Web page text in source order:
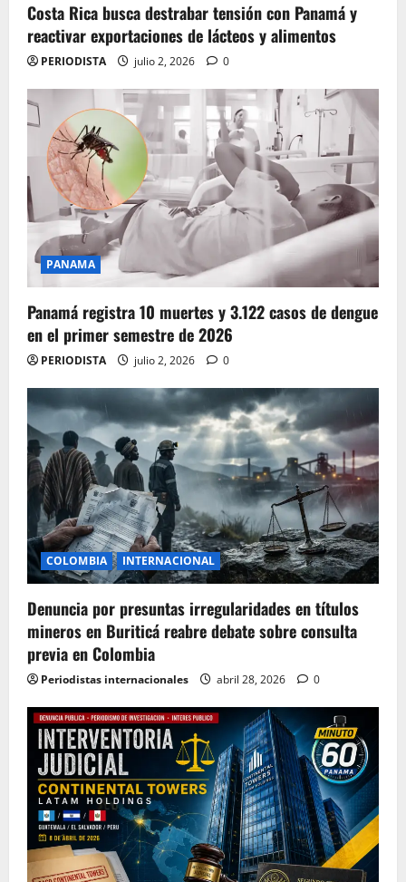
Costa Rica busca destrabar tensión con Panamá y
reactivar exportaciones de lácteos y alimentos
PERIODISTA julio 2, 2026 0
PANAMA
Panamá registra 10 muertes y 3.122 casos de dengue
en el primer semestre de 2026
PERIODISTA julio 2, 2026 0
COLOMBIA INTERNACIONAL
Denuncia por presuntas irregularidades en títulos
mineros en Buriticá reabre debate sobre consulta
previa en Colombia
Periodistas internacionales abril 28, 2026 0